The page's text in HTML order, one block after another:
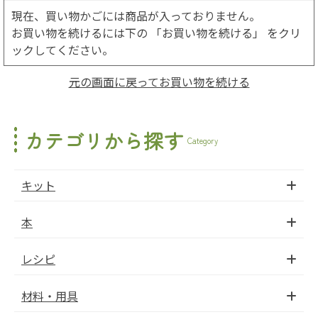
現在、買い物かごには商品が入っておりません。
お買い物を続けるには下の 「お買い物を続ける」 をクリ
ックしてください。
元の画面に戻ってお買い物を続ける
カテゴリから探す Category
キット
本
レシピ
材料・用具